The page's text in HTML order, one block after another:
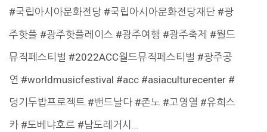
#국립아시아문화전당 #국립아시아문화전당재단 #광
주핫플 #광주핫플레이스 #광주여행 #광주축제 #월드
뮤직페스티벌 #2022ACC월드뮤직페스티벌 #광주공
연 #worldmusicfestival #acc #asiaculturecenter #
덩기두밥프로젝트 #밴드날다 #존노 #고영열 #유희스
카 #도베냐호르 #남도레거시…